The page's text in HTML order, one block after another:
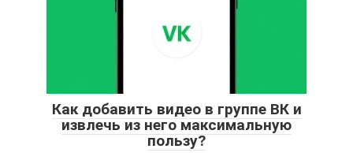
Как добавить видео в группе ВК и
извлечь из него максимальную
пользу?